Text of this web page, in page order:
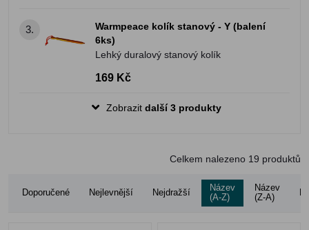
3.
Warmpeace kolík stanový - Y (balení
6ks)
Lehký duralový stanový kolík
169 Kč
Zobrazit další 3 produkty
Celkem nalezeno 19 produktů
Doporučené Nejlevnější Nejdražší
Název
(A-Z)
Název
(Z-A)